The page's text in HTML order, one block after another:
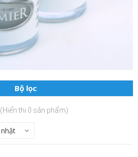
Bộ lọc
(Hiển thị 0 sản phẩm)